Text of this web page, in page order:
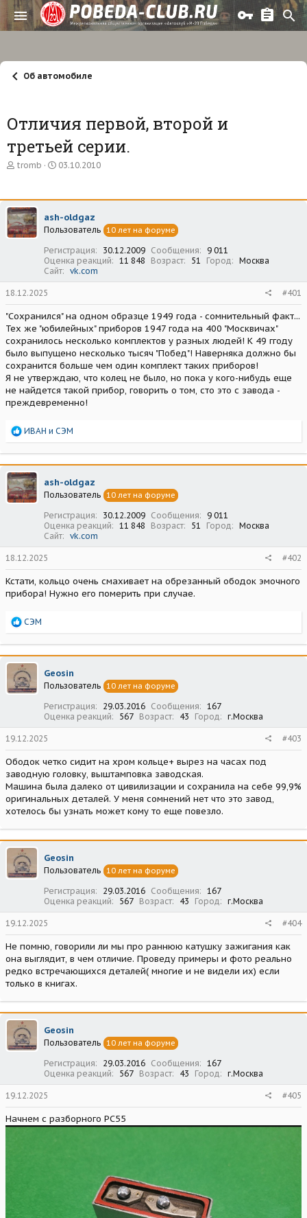
Об автомобиле
Отличия первой, второй и
третьей серии.
А
о
р
т
е
tromb
Д
а
а
ч
л
а
03.10.2010
ash-oldgaz
Пользователь 10 лет на форуме
Регистрация 30.12.2009 Сообщения
9 011
Оценка реакций
11 848 Возраст 51 Город
Москва
Сайт
vk.com
18.12.2025 #401
"Сохранился" на одном образце 1949 года - сомнительный факт...
Тех же "юбилейных" приборов 1947 года на 400 "Москвичах"
сохранилось несколько комплектов у разных людей! К 49 ггоду
было выпущено несколько тысяч "Побед"! Наверняка должно бы
сохранится больше чем один комплект таких приборов!
Я не утверждаю, что колец не было, но пока у кого-нибудь еще
не найдется такой прибор, говорить о том, сто это с завода -
преждевременно!
Р
а
к
ц
и
и
ИВАН и СЭМ
ash-oldgaz
Пользователь 10 лет на форуме
Регистрация 30.12.2009 Сообщения
9 011
Оценка реакций
11 848 Возраст 51 Город
Москва
Сайт
vk.com
18.12.2025 #402
Кстати, кольцо очень смахивает на обрезанный ободок эмочного
прибора! Нужно его померить при случае.
Р
а
к
ц
и
и
СЭМ
Geosin
Пользователь 10 лет на форуме
Регистрация 29.03.2016 Сообщения
167
Оценка реакций
567 Возраст 43 Город г.Москва
19.12.2025 #403
Ободок четко сидит на хром кольце+ вырез на часах под
заводную головку, выштамповка заводская.
Машина была далеко от цивилизации и сохранила на себе 99,9%
оригинальных деталей. У меня сомнений нет что это завод,
хотелось бы узнать может кому то еще повезло.
Geosin
Пользователь 10 лет на форуме
Регистрация 29.03.2016 Сообщения
167
Оценка реакций
567 Возраст 43 Город г.Москва
19.12.2025 #404
Не помню, говорили ли мы про раннюю катушку зажигания как
она выглядит, в чем отличие. Проведу примеры и фото реально
редко встречающихся деталей( многие и не видели их) если
только в книгах.
Geosin
Пользователь 10 лет на форуме
Регистрация 29.03.2016 Сообщения
167
Оценка реакций
567 Возраст 43 Город г.Москва
19.12.2025 #405
Начнем с разборного РС55